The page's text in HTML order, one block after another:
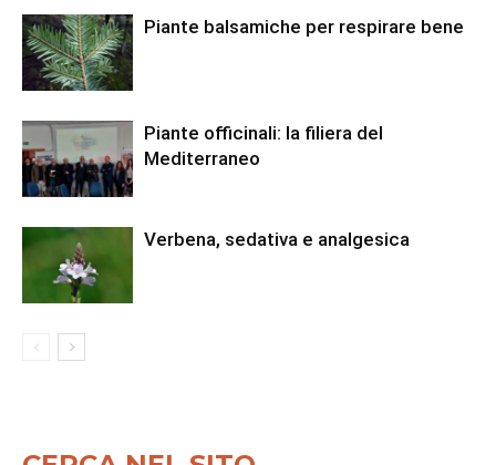
Piante balsamiche per respirare bene
Piante officinali: la filiera del
Mediterraneo
Verbena, sedativa e analgesica